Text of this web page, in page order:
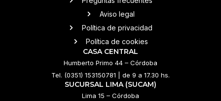
Aviso legal
Política de privacidad
Política de cookies
CASA CENTRAL
Humberto Primo 44 – Córdoba
Tel. (0351) 153150781 | de 9 a 17.30 hs.
SUCURSAL LIMA (SUCAM)
Lima 15 – Córdoba